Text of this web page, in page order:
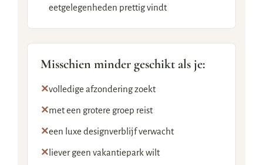
eetgelegenheden prettig vindt
Misschien minder geschikt als je:
✕volledige afzondering zoekt
✕met een grotere groep reist
✕een luxe designverblijf verwacht
✕ liever geen vakantiepark wilt